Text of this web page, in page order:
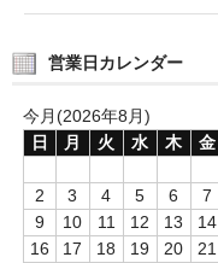
営業日カレンダー
今月(2026年8月)
日
月 火 水 木 金
2
3 4 5 6 7
9
10 11 12 13 14
16
17 18 19 20 21